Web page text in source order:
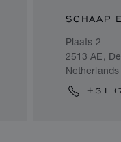
SCHAAP
Plaats 2
2513 AE,
Netherlands
+31